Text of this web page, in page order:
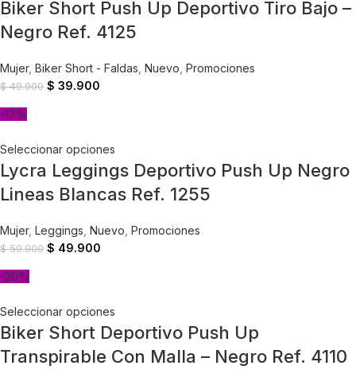
Biker Short Push Up Deportivo Tiro Bajo –
Negro Ref. 4125
Mujer, Biker Short - Faldas Nuevo Promociones
$49.900 $ 39.900
-17%
Seleccionar opciones
Lycra Leggings Deportivo Push Up Negro
Lineas Blancas Ref. 1255
Mujer, Leggings Nuevo Promociones
$59.900 $ 49.900
-20%
Seleccionar opciones
Biker Short Deportivo Push Up
Transpirable Con Malla – Negro Ref. 4110